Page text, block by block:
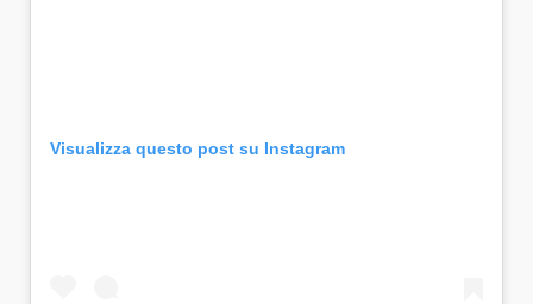
Visualizza questo post su Instagram